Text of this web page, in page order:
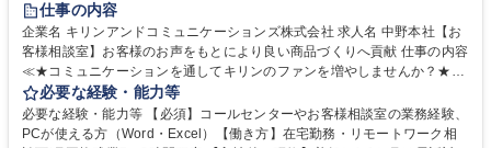
仕事の内容
企業名 キリンアンドコミュニケーションズ株式会社 求人名 中野本社【お
客様相談室】お客様のお声をもとにより良い商品づくりへ貢献 仕事の内容
≪★コミュニケーションを通してキリンのファンを増やしませんか？★≫
お客様のお声をより良い商品づくりに活かしていく上で、窓口となるお客
様相談室でのお仕事です。 日々お客様からいただくキリングループへのご
意見を、企業活動に活かしています。お客様からの声に迅速かつ誠意をも
必要な経験・能力等
必要な経験・能力等 【必須】コールセンターやお客様相談室の業務経験、
PCが使える方（Word・Excel）【働き方】在宅勤務・リモートワーク相